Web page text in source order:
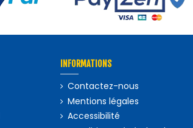
INFORMATIONS
Contactez-nous
Mentions légales
Accessibilité